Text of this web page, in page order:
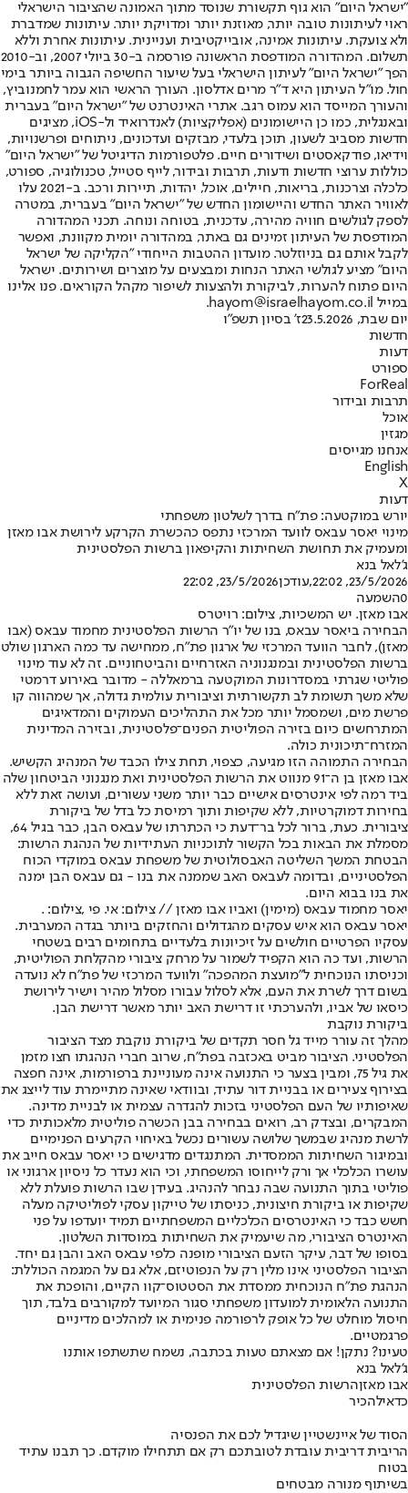
"ישראל היום" הוא גוף תקשורת שנוסד מתוך האמונה שהציבור הישראלי
ראוי לעיתונות טובה יותר, מאוזנת יותר ומדויקת יותר. עיתונות שמדברת
ולא צועקת. עיתונות אמינה, אובייקטיבית ועניינית. עיתונות אחרת וללא
תשלום. המהדורה המודפסת הראשונה פורסמה ב-30 ביולי 2007, וב-2010
הפך "ישראל היום" לעיתון הישראלי בעל שיעור החשיפה הגבוה ביותר בימי
חול. מו"ל העיתון היא ד"ר מרים אדלסון. העורך הראשי הוא עמר לחמנוביץ,
והעורך המייסד הוא עמוס רגב. אתרי האינטרנט של "ישראל היום" בעברית
ובאנגלית, כמו כן היישומונים (אפליקציות) לאנדרואיד ול-iOS, מציגים
חדשות מסביב לשעון, תוכן בלעדי, מבזקים ועדכונים, ניתוחים ופרשנויות,
וידיאו, פודקאסטים ושידורים חיים. פלטפורמות הדיגיטל של "ישראל היום"
כוללות ערוצי חדשות ודעות, תרבות ובידור, לייף סטייל, טכנולוגיה, ספורט,
כלכלה וצרכנות, בריאות, חיילים, אוכל, יהדות, תיירות ורכב. ב-2021 עלו
לאוויר האתר החדש והיישומון החדש של "ישראל היום" בעברית, במטרה
לספק לגולשים חוויה מהירה, עדכנית, בטוחה ונוחה. תכני המהדורה
המודפסת של העיתון זמינים גם באתר, במהדורה יומית מקוונת, ואפשר
לקבל אותם גם בניוזלטר. מועדון ההטבות הייחודי "הקליקה של ישראל
היום" מציע לגולשי האתר הנחות ומבצעים על מוצרים ושירותים. ישראל
היום פתוח להערות, לביקורת ולהצעות לשיפור מקהל הקוראים. פנו אלינו
במייל hayom@israelhayom.co.il.
יום שבת, 23.5.2026
ז' בסיון תשפ"ו
חדשות
דעות
ספורט
ForReal
תרבות ובידור
אוכל
מגזין
אנחנו מגייסים
English
X
דעות
יורש במוקטעה: פת"ח בדרך לשלטון משפחתי
מינוי יאסר עבאס לוועד המרכזי נתפס כהכשרת הקרקע לירושת אבו מאזן
ומעמיק את תחושת השחיתות והקיפאון ברשות הפלסטינית
ג'לאל בנא
23/5/2026, 22:02
,עודכן23/5/2026, 22:02
0השמעה
אבו מאזן. יש המשכיות, צילום: רויטרס
הבחירה ביאסר עבאס, בנו של יו"ר הרשות הפלסטינית מחמוד עבאס (אבו
מאזן), לחבר הוועד המרכזי של ארגון פת"ח, ממחישה עד כמה הארגון שולט
ברשות הפלסטינית ובמנגנוניה האזרחיים והביטחוניים. זה לא עוד מינוי
פוליטי שגרתי במסדרונות המוקטעה ברמאללה - מדובר באירוע דרמטי
שלא משך תשומת לב תקשורתית וציבורית עולמית גדולה, אך שמהווה קו
פרשת מים, ושמסמל יותר מכל את התהליכים העמוקים והמדאיגים
המתרחשים כיום בזירה הפוליטית הפנים־פלסטינית, ובזירה המדינית
המזרח־תיכונית כולה.
הבחירה התמוהה הזו מגיעה, כצפוי, תחת צילו הכבד של המנהיג הקשיש.
אבו מאזן בן ה־91 מנווט את הרשות הפלסטינית ואת מנגנוני הביטחון שלה
ביד רמה לפי אינטרסים אישיים כבר יותר משני עשורים, ועושה זאת ללא
בחירות דמוקרטיות, ללא שקיפות ותוך רמיסת כל בדל של ביקורת
ציבורית. כעת, ברור לכל בר־דעת כי הכתרתו של עבאס הבן, כבר בגיל 64,
מסמלת את הבאות בכל הקשור לתוכניות העתידיות של הנהגת הרשות:
הבטחת המשך השליטה האבסולוטית של משפחת עבאס במוקדי הכוח
הפלסטיניים, ובדומה לעבאס האב שממנה את בנו - גם עבאס הבן ימנה
את בנו בבוא היום.
יאסר מחמוד עבאס (מימין) ואביו אבו מאזן // צילום: אי. פי ,צילום: .
יאסר עבאס הוא איש עסקים מהגדולים והחזקים ביותר בגדה המערבית.
עסקיו הפרטיים חולשים על זיכיונות בלעדיים בתחומים רבים בשטחי
הרשות, ועד כה הוא הקפיד לשמור על מרחק ציבורי מהקלחת הפוליטית,
וכניסתו הנוכחית ל"מועצת המהפכה" ולוועד המרכזי של פת"ח לא נועדה
בשום דרך לשרת את העם, אלא לסלול עבורו מסלול מהיר וישיר לירושת
כיסאו של אביו, ולהערכתי זו דרישת האב יותר מאשר דרישת הבן.
ביקורת נוקבת
מהלך זה עורר מייד גל חסר תקדים של ביקורת נוקבת מצד הציבור
הפלסטיני. הציבור מביט באכזבה בפת"ח, שרוב חברי הנהגתו חצו מזמן
את גיל 75, ומבין בצער כי התנועה אינה מעוניינת ברפורמות, אינה חפצה
בצירוף צעירים או בבניית דור עתיד, ובוודאי שאינה מתיימרת עוד לייצג את
שאיפותיו של העם הפלסטיני בזכות להגדרה עצמית או לבניית מדינה.
המבקרים, ובצדק רב, רואים בבחירה בבן הכשרה פוליטית מלאכותית כדי
לרשת מנהיג שבמשך שלושה עשורים נכשל באיחוי הקרעים הפנימיים
ובמיגור השחיתות הממסדית. המתנגדים מדגישים כי יאסר עבאס חייב את
עושרו הכלכלי אך ורק לייחוסו המשפחתי, וכי הוא נעדר כל ניסיון ארגוני או
פוליטי בתוך התנועה שבה נבחר להנהיג. בעידן שבו הרשות פועלת ללא
שקיפות או ביקורת חיצונית, כניסתו של טייקון עסקי לפוליטיקה מעלה
חשש כבד כי האינטרסים הכלכליים המשפחתיים תמיד יועדפו על פני
האינטרס הציבורי, מה שיעמיק את השחיתות במוסדות השלטון.
בסופו של דבר, עיקר הזעם הציבורי מופנה כלפי עבאס האב והבן גם יחד.
הציבור הפלסטיני אינו מלין רק על הנפוטיזם, אלא גם על המגמה הכוללת:
הנהגת פת"ח הנוכחית ממסדת את הסטטוס־קוו הקיים, והופכת את
התנועה הלאומית למועדון משפחתי סגור המיועד למקורבים בלבד, תוך
חיסול מוחלט של כל אופק לרפורמה פנימית או למהלכים מדיניים
פרגמטיים.
טעינו? נתקן! אם מצאתם טעות בכתבה, נשמח שתשתפו אותנו
ג'לאל בנא
אבו מאזןהרשות הפלסטינית
כדאילהכיר
הסוד של איינשטיין שיגדיל לכם את הפנסיה
הריבית דריבית עובדת לטובתכם רק אם תתחילו מוקדם. כך תבנו עתיד
בטוח
בשיתוף מנורה מבטחים